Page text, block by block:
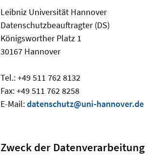
Leibniz Universität Hannover
Datenschutzbeauftragter (DS)
Königsworther Platz 1
30167 Hannover
Tel.: +49 511 762 8132
Fax: +49 511 762 8258
E-Mail:datenschutz@uni-hannover.de
Zweck der Datenverarbeitung